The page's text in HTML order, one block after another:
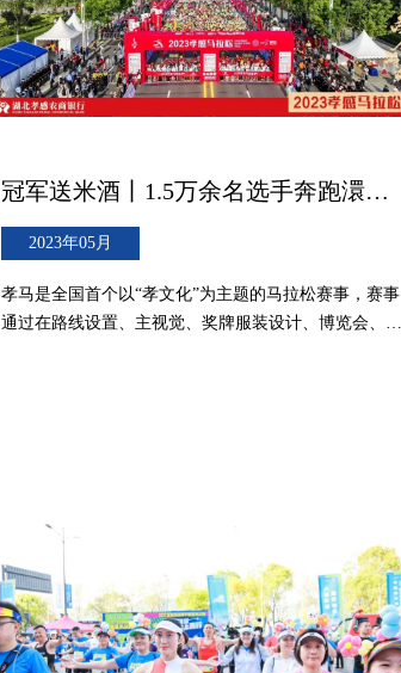
冠军送米酒丨1.5万余名选手奔跑澴川，2023孝感马拉松圆满收官！
2023年05月
孝马是全国首个以“孝文化”为主题的马拉松赛事，赛事
通过在路线设置、主视觉、奖牌服装设计、博览会、专